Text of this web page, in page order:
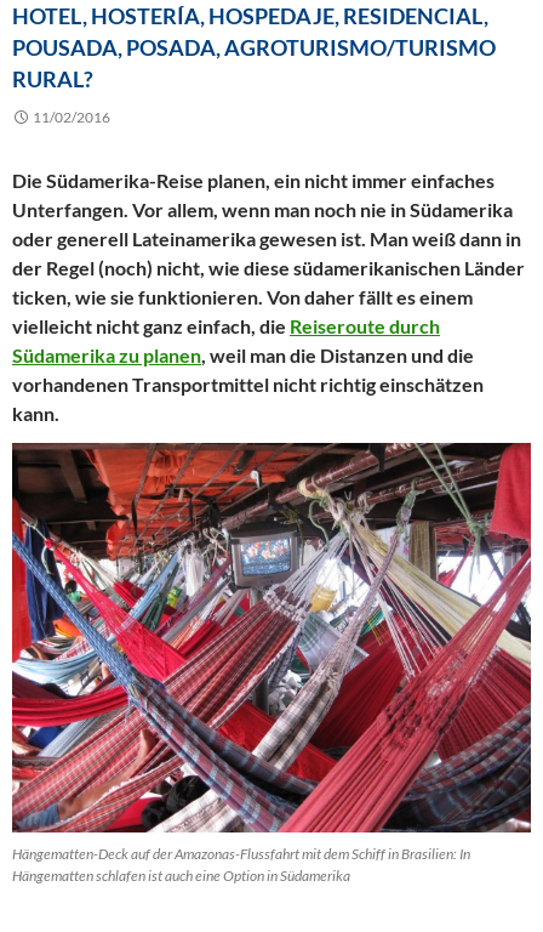
HOTEL, HOSTERÍA, HOSPEDAJE, RESIDENCIAL,
POUSADA, POSADA, AGROTURISMO/TURISMO
RURAL?
11/02/2016
Die Südamerika-Reise planen, ein nicht immer einfaches
Unterfangen. Vor allem, wenn man noch nie in Südamerika
oder generell Lateinamerika gewesen ist. Man weiß dann in
der Regel (noch) nicht, wie diese südamerikanischen Länder
ticken, wie sie funktionieren. Von daher fällt es einem
vielleicht nicht ganz einfach, die Reiseroute durch
Südamerika zu planen, weil man die Distanzen und die
vorhandenen Transportmittel nicht richtig einschätzen
kann.
Hängematten-Deck auf der Amazonas-Flussfahrt mit dem Schiff in Brasilien: In
Hängematten schlafen ist auch eine Option in Südamerika